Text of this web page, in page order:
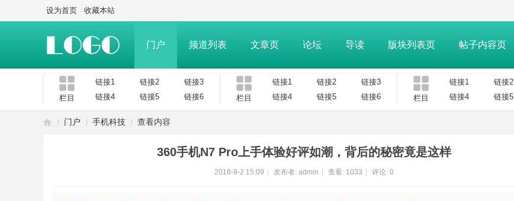
设为首页 收藏本站
门户 频道列表 文章页 论坛 导读 版块列表页 帖子内容页
栏目
链接1 链接2
链接3
链接4
链接5 链接6 栏目
链接1 链接2
链接3
链接4
链接5 链接6 栏目
链接1 链接2
链接4
链接5
门户 手机科技 查看内容
360手机N7 Pro上手体验好评如潮，背后的秘密竟是这样
2018-9-2 15:09 发布者: admin 查看: 1033 评论: 0